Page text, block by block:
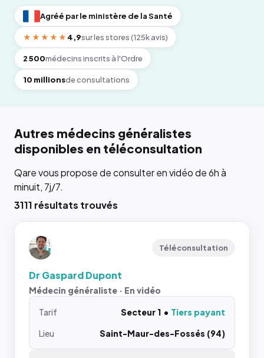
Agréé par le ministère de la Santé
★★★★★ 4,9sur les stores (125k avis)
2 500médecins inscrits à l'Ordre
10 millionsde consultations
Autres médecins généralistes
disponibles en téléconsultation
Qare vous propose de consulter en vidéo de 6h à
minuit, 7j/7.
3111 résultats trouvés
Téléconsultation
Dr Gaspard Dupont
Médecin généraliste · En vidéo
Tarif Secteur 1
Tiers payant
Lieu
Saint-Maur-des-Fossés (94)